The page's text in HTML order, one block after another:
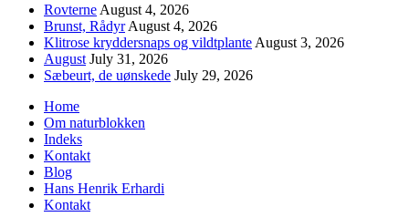
Rovterne August 4, 2026
Brunst, Rådyr August 4, 2026
Klitrose kryddersnaps og vildtplante August 3, 2026
August July 31, 2026
Sæbeurt, de uønskede July 29, 2026
Home
Om naturblokken
Indeks
Kontakt
Blog
Hans Henrik Erhardi
Kontakt